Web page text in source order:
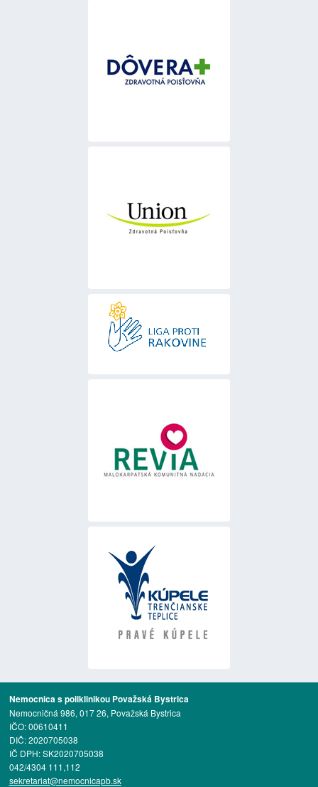
Nemocnica s poliklinikou Považská Bystrica
Nemocničná 986, 017 26, Považská Bystrica
IČO: 00610411
DIČ: 2020705038
IČ DPH: SK2020705038
042/4304 111,112
sekretariat@nemocnicapb.sk